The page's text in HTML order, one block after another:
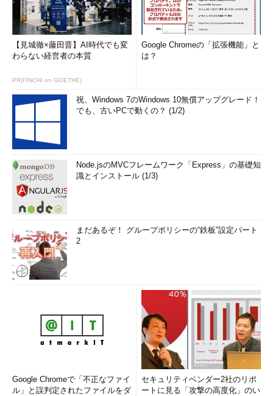
【見城徹×藤田晋】AI時代でも変
わらない経営者の本質
PR(FINCHI on GOETHE)
Google Chromeの「拡張機能」と
は？
祝、Windows 7のWindows 10無償アップグレード！
でも、古いPCで動くの？ (1/2)
Node.jsのMVCフレームワーク「Express」の基礎知
識とインストール (1/3)
まだあるぞ！ グループポリシーの“鉄板”設定パート
2
Google Chromeで「不正なファイ
ル」と誤判定されたファイルをダ
セキュリティベンダー2社のリポ
ートに見る「攻撃の高度化」のい